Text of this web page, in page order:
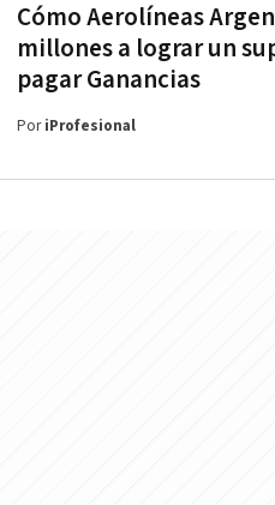
Cómo Aerolíneas
millones a lograr un
pagar Ganancias
PoriProfesional